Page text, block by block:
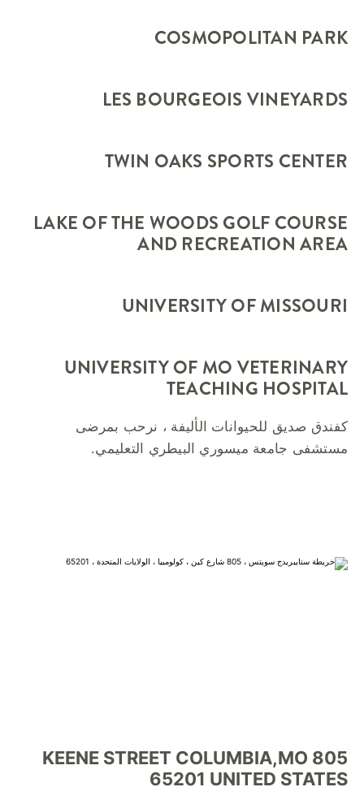
COSMOPOLITAN PARK
LES BOURGEOIS VINEYARDS
TWIN OAKS SPORTS CENTER
LAKE OF THE WOODS GOLF COURSE
AND RECREATION AREA
UNIVERSITY OF MISSOURI
UNIVERSITY OF MO VETERINARY
TEACHING HOSPITAL
كفندق صديق للحيوانات الأليفة ، نرحب بمرضى
مستشفى جامعة ميسوري البيطري التعليمي.
805 KEENE STREET COLUMBIA,MO
65201 UNITED STATES